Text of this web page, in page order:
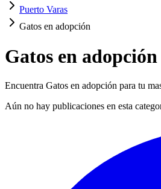
Puerto Varas
Gatos en adopción
Gatos en
Encuentra Gatos en adopción para tu
Aún no hay publicaciones en esta